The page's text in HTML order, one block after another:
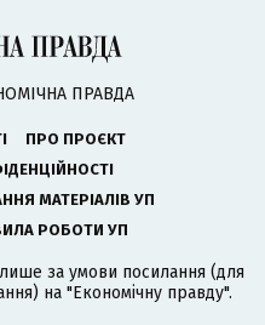
ПРАВДА
ПРО ПРОЄКТ
МАТЕРІАЛІВ УП
РОБОТИ УП
за умови посилання (для
на "Економічну правду".